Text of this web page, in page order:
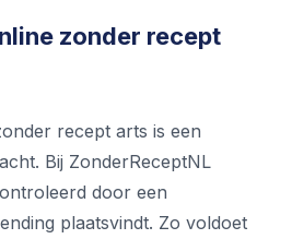
zonder recept
recept arts is een
Bij ZonderReceptNL
door een
plaatsvindt. Zo voldoet